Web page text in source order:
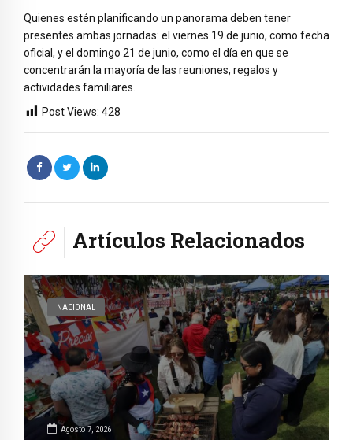
Quienes estén planificando un panorama deben tener
presentes ambas jornadas: el viernes 19 de junio, como fecha
oficial, y el domingo 21 de junio, como el día en que se
concentrarán la mayoría de las reuniones, regalos y
actividades familiares.
Post Views: 428
Artículos Relacionados
NACIONAL
Agosto 7, 2026